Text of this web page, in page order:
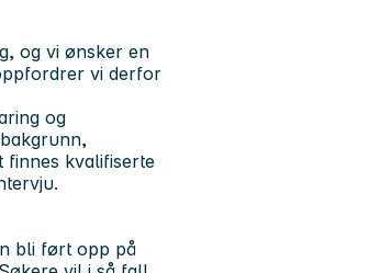
og vi ønsker en
vi derfor
og
finnes kvalifiserte
bli ført opp på